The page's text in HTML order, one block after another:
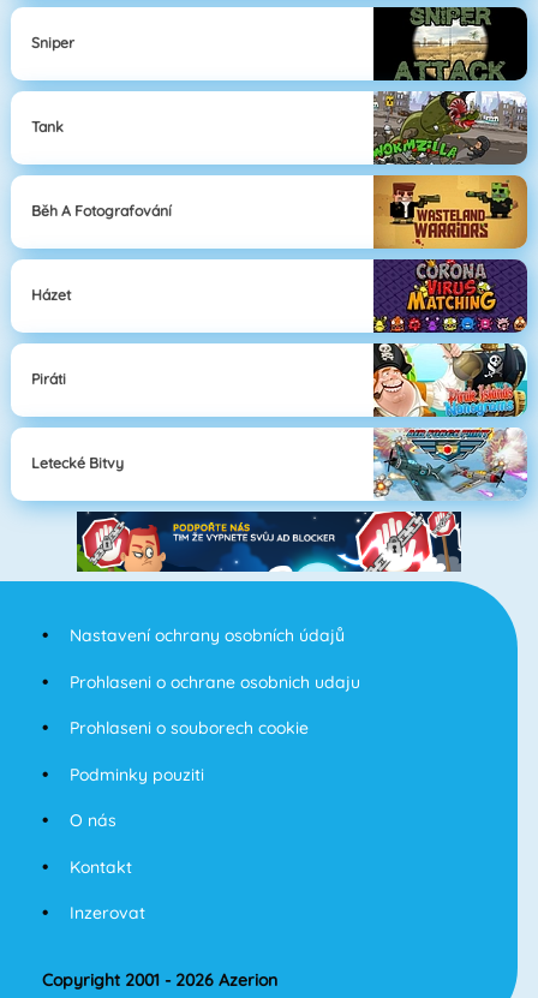
Sniper
Tank
Běh A Fotografování
Házet
Piráti
Letecké Bitvy
Nastavení ochrany osobních údajů
Prohlaseni o ochrane osobnich udaju
Prohlaseni o souborech cookie
Podminky pouziti
O nás
Kontakt
Inzerovat
Copyright 2001 - 2026 Azerion